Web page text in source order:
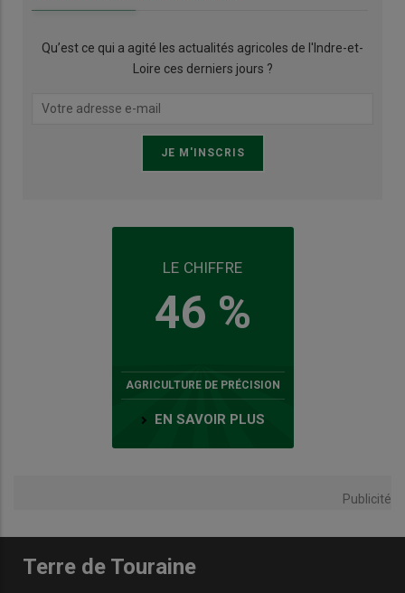
Qu’est ce qui a agité les actualités agricoles de l'Indre-et-
Loire ces derniers jours ?
LE CHIFFRE
46 %
AGRICULTURE DE PRÉCISION
EN SAVOIR PLUS
Publicité
Terre de Touraine